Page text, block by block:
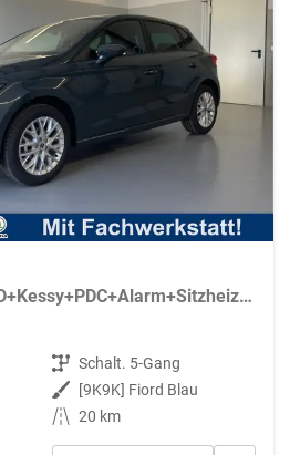
Style 80PS Voll-LED+Kessy+PDC+Alarm+Sitzheizung+Kamera+App-Connect
Getriebe Schalt. 5-Gang
Außenfarbe [9K9K] Fiord Blau
Kilometerstand 20 km